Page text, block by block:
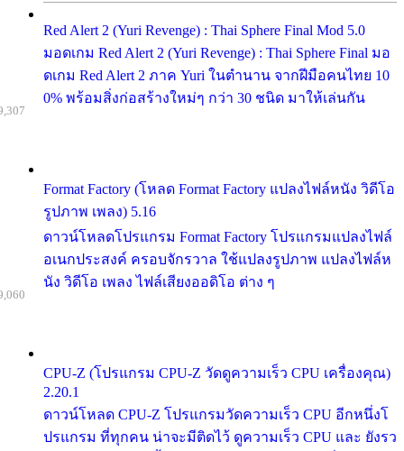
Red Alert 2 (Yuri Revenge) : Thai Sphere Final Mod 5.0
มอดเกม Red Alert 2 (Yuri Revenge) : Thai Sphere Final มอ
ดเกม Red Alert 2 ภาค Yuri ในตำนาน จากฝีมือคนไทย 10
0% พร้อมสิ่งก่อสร้างใหม่ๆ กว่า 30 ชนิด มาให้เล่นกัน
Format Factory (โหลด Format Factory แปลงไฟล์หนัง วิดีโอ
รูปภาพ เพลง) 5.16
ดาวน์โหลดโปรแกรม Format Factory โปรแกรมแปลงไฟล์
อเนกประสงค์ ครอบจักรวาล ใช้แปลงรูปภาพ แปลงไฟล์ห
นัง วิดีโอ เพลง ไฟล์เสียงออดิโอ ต่าง ๆ
CPU-Z (โปรแกรม CPU-Z วัดดูความเร็ว CPU เครื่องคุณ)
2.20.1
ดาวน์โหลด CPU-Z โปรแกรมวัดความเร็ว CPU อีกหนึ่งโ
ปรแกรม ที่ทุกคน น่าจะมีติดไว้ ดูความเร็ว CPU และ ยังรว